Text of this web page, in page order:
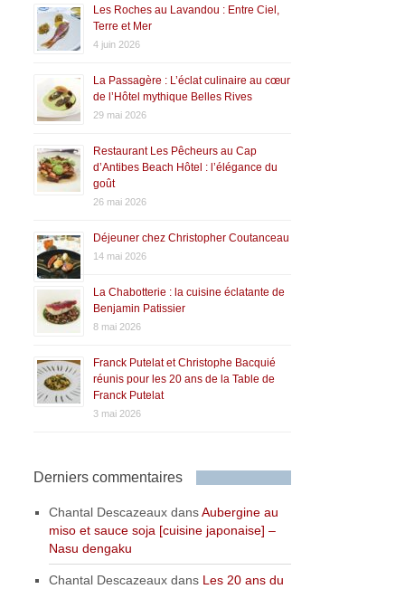
Les Roches au Lavandou : Entre Ciel,
Terre et Mer
4 juin 2026
La Passagère : L’éclat culinaire au cœur
de l’Hôtel mythique Belles Rives
29 mai 2026
Restaurant Les Pêcheurs au Cap
d’Antibes Beach Hôtel : l’élégance du
goût
26 mai 2026
Déjeuner chez Christopher Coutanceau
14 mai 2026
La Chabotterie : la cuisine éclatante de
Benjamin Patissier
8 mai 2026
Franck Putelat et Christophe Bacquié
réunis pour les 20 ans de la Table de
Franck Putelat
3 mai 2026
Derniers commentaires
Chantal Descazeaux dansAubergine au
miso et sauce soja [cuisine japonaise] –
Nasu dengaku
Chantal Descazeaux dans Les 20 ans du